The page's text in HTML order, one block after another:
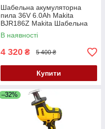
Шабельна акумуляторна
пила 36V 6.0Ah Makita
BJR186Z Makita Шабельна
пила makita Пила makita
Пила шабельна
В наявності
4 320 ₴ 5 400 ₴
Купити
–32%